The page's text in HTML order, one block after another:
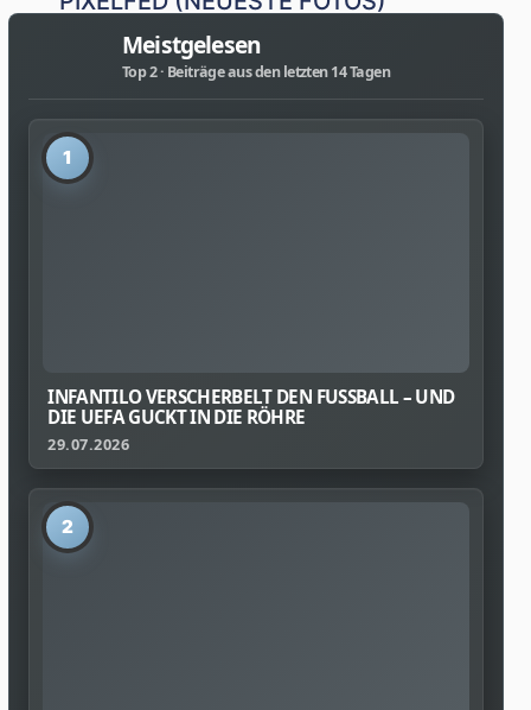
Meistgelesen
Top 2 · Beiträge aus den letzten 14 Tagen
1
INFANTILO VERSCHERBELT DEN FUSSBALL – UND D
IE UEFA GUCKT IN DIE RÖHRE
29.07.2026
2